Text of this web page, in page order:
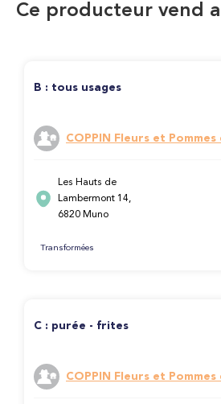
Ce producteur vend
B : tous usages
COPPIN Fleurs et Pommes
Les Hauts de
Lambermont 14,
6820 Muno
Transformées
C : purée - frites
COPPIN Fleurs et Pommes